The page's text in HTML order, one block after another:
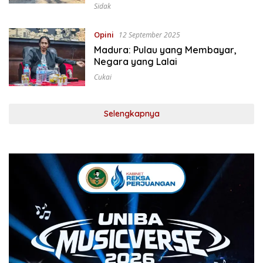
Sidak
Opini 12 September 2025
Madura: Pulau yang Membayar,
Negara yang Lalai
Cukai
Selengkapnya